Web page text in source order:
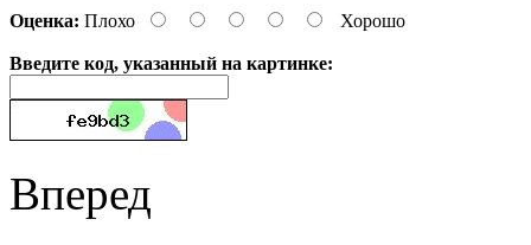
Оценка: Плохо Хорошо
Введите код, указанный на картинке:
Вперед